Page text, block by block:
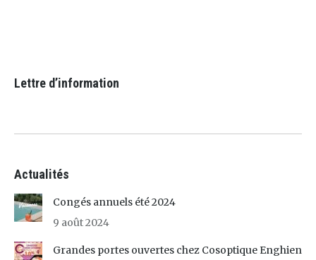
Lettre d’information
Actualités
Congés annuels été 2024
9 août 2024
Grandes portes ouvertes chez Cosoptique Enghien